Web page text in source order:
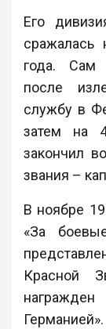
Его
года. Сам
после
службу в
затем на
закончил
звания –
В ноябре
«За
Красной
Германией».